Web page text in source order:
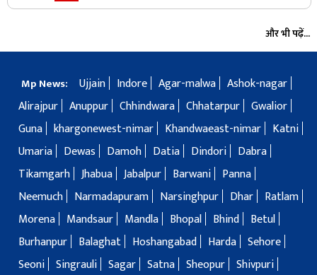
और भी पढ़ें...
Mp News: Ujjain Indore Agar-malwa Ashok-nagar
Alirajpur Anuppur Chhindwara Chhatarpur Gwalior
Guna khargonewest-nimar Khandwaeast-nimar
Katni
Umaria
Dewas Damoh Datia Dindori
Dabra
Tikamgarh Jhabua Jabalpur Barwani
Panna
Neemuch
Narmadapuram Narsinghpur Dhar
Ratlam
Morena
Mandsaur Mandla Bhopal Bhind
Betul
Burhanpur
Balaghat Hoshangabad Harda Sehore
Seoni Singrauli Sagar Satna Sheopur Shivpuri